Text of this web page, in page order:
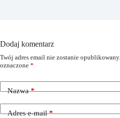
Dodaj komentarz
Twój adres email nie zostanie opublikowany.
oznaczone *
Nazwa*
Adres e-mail*